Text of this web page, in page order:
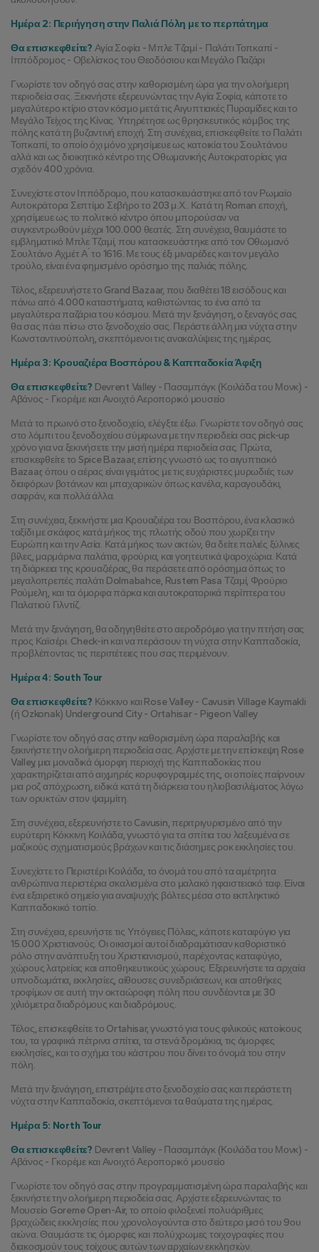
Ημέρα 2: Περιήγηση στην Παλιά Πόλη με το περπάτημα
Θα επισκεφθείτε? Αγία Σοφία - Μπλε Τζαμί - Παλάτι Τοπκαπί -
Ιππόδρομος - Οβελίσκος του Θεοδόσιου και Μεγάλο Παζάρι
Γνωρίστε τον οδηγό σας στην καθορισμένη ώρα για την ολοήμερη
περιοδεία σας. Ξεκινήστε εξερευνώντας την Αγία Σοφία, κάποτε το
μεγαλύτερο κτίριο στον κόσμο μετά τις Αιγυπτιακές Πυραμίδες και το
Μεγάλο Τείχος της Κίνας. Υπηρέτησε ως θρησκευτικός κόμβος της
πόλης κατά τη βυζαντινή εποχή. Στη συνέχεια, επισκεφθείτε το Παλάτι
Τοπκαπί, το οποίο όχι μόνο χρησίμευε ως κατοικία του Σουλτάνου
αλλά και ως διοικητικό κέντρο της Οθωμανικής Αυτοκρατορίας για
σχεδόν 400 χρόνια.
Συνεχίστε στον Ιππόδρομο, που κατασκευάστηκε από τον Ρωμαίο
Αυτοκράτορα Σεπτίμο Σεβήρο το 203 μ.Χ.. Κατά τη Roman εποχή,
χρησίμευε ως το πολιτικό κέντρο όπου μπορούσαν να
συγκεντρωθούν μέχρι 100.000 θεατές. Στη συνέχεια, θαυμάστε το
εμβληματικό Μπλε Τζαμί, που κατασκευάστηκε από τον Οθωμανό
Σουλτάνο Αχμέτ Α ́ το 1616. Με τους έξι μιναρέδες και τον μεγάλο
τρούλο, είναι ένα φημισμένο ορόσημο της παλιάς πόλης.
Τέλος, εξερευνήστε το Grand Bazaar, που διαθέτει 18 εισόδους και
πάνω από 4.000 καταστήματα, καθιστώντας το ένα από τα
μεγαλύτερα παζάρια του κόσμου. Μετά την ξενάγηση, ο ξεναγός σας
θα σας πάει πίσω στο ξενοδοχείο σας. Περάστε άλλη μια νύχτα στην
Κωνσταντινούπολη, σκεπτόμενοι τις ανακαλύψεις της ημέρας.
Ημέρα 3: Κρουαζιέρα Βοσπόρου & Καππαδοκία Άφιξη
Θα επισκεφθείτε? Devrent Valley - Πασαμπάγκ (Κοιλάδα του Μονκ) -
Αβάνος - Γκορέμε και Ανοιχτό Αεροπορικό μουσείο
Μετά το πρωινό στο ξενοδοχείο, ελέγξτε έξω. Γνωρίστε τον οδηγό σας
στο λόμπι του ξενοδοχείου σύμφωνα με την περιοδεία σας pick-up
χρόνο για να ξεκινήσετε την μισή ημέρα περιοδεία σας. Πρώτα,
επισκεφθείτε το Spice Bazaar, επίσης γνωστό ως το αιγυπτιακό
Bazaar, όπου ο αέρας είναι γεμάτος με τις ευχάριστες μυρωδιές των
διαφόρων βοτάνων και μπαχαρικών όπως κανέλα, καραγουδάκι,
σαφράν, και πολλά άλλα.
Στη συνέχεια, ξεκινήστε μια Κρουαζιέρα του Βοσπόρου, ένα κλασικό
ταξίδι με σκάφος κατά μήκος της πλωτής οδού που χωρίζει την
Ευρώπη και την Ασία. Κατά μήκος των ακτών, θα δείτε παλιές ξύλινες
βίλες, μαρμάρινα παλάτια, φρούρια, και γοητευτικά ψαροχώρια. Κατά
τη διάρκεια της κρουαζιέρας, θα περάσετε από ορόσημα όπως το
μεγαλοπρεπές παλάτι Dolmabahce, Rustem Pasa Τζαμί, Φρούριο
Ρούμελη, και τα όμορφα πάρκα και αυτοκρατορικά περίπτερα του
Παλατιού Γιλντίζ.
Μετά την ξενάγηση, θα οδηγηθείτε στο αεροδρόμιο για την πτήση σας
προς Καϊσέρι. Check-in και να περάσουν τη νύχτα στην Καππαδοκία,
προβλέποντας τις περιπέτειες που σας περιμένουν.
Ημέρα 4: South Tour
Θα επισκεφθείτε? Κόκκινο και Rose Valley - Cavusin Village Kaymakli
(ή Ozkonak) Underground City - Ortahisar - Pigeon Valley
Γνωρίστε τον οδηγό σας στην καθορισμένη ώρα παραλαβής και
ξεκινήστε την ολοήμερη περιοδεία σας. Αρχίστε με την επίσκεψη Rose
Valley, μια μοναδικά όμορφη περιοχή της Καππαδοκίας που
χαρακτηρίζεται από αιχμηρές κορυφογραμμές της, οι οποίες παίρνουν
μια ροζ απόχρωση, ειδικά κατά τη διάρκεια του ηλιοβασιλέματος λόγω
των ορυκτών στον ψαμμίτη.
Στη συνέχεια, εξερευνήστε το Cavusin, περιτριγυρισμένο από την
ευρύτερη Κόκκινη Κοιλάδα, γνωστό για τα σπίτια του λαξευμένα σε
μαζικούς σχηματισμούς βράχων και τις διάσημες ροκ εκκλησίες του.
Συνεχίστε το Περιστέρι Κοιλάδα, το όνομά του από τα αμέτρητα
ανθρώπινα περιστέρια σκαλισμένα στο μαλακό ηφαιστειακό ταφ. Είναι
ένα εξαιρετικό σημείο για αναψυχής βόλτες μέσα στο εκπληκτικό
Καππαδοκικό τοπίο.
Στη συνέχεια, ερευνήστε τις Υπόγειες Πόλεις, κάποτε καταφύγιο για
15.000 Χριστιανούς. Οι οικισμοί αυτοί διαδραμάτισαν καθοριστικό
ρόλο στην ανάπτυξη του Χριστιανισμού, παρέχοντας καταφύγιο,
χώρους λατρείας και αποθηκευτικούς χώρους. Εξερευνήστε τα αρχαία
υπνοδωμάτια, εκκλησίες, αίθουσες συνεδριάσεων, και αποθήκες
τροφίμων σε αυτή την οκταώροφη πόλη που συνδέονται με 30
χιλιόμετρα διαδρόμους και διαδρόμους.
Τέλος, επισκεφθείτε το Ortahisar, γνωστό για τους φιλικούς κατοίκους
του, τα γραφικά πέτρινα σπίτια, τα στενά δρομάκια, τις όμορφες
εκκλησίες, και το σχήμα του κάστρου που δίνει το όνομά του στην
πόλη.
Μετά την ξενάγηση, επιστρέψτε στο ξενοδοχείο σας και περάστε τη
νύχτα στην Καππαδοκία, σκεπτόμενοι τα θαύματα της ημέρας.
Ημέρα 5: North Tour
Θα επισκεφθείτε? Devrent Valley - Πασαμπάγκ (Κοιλάδα του Μονκ) -
Αβάνος - Γκορέμε και Ανοιχτό Αεροπορικό μουσείο
Γνωρίστε τον οδηγό σας στην προγραμματισμένη ώρα παραλαβής και
ξεκινήστε την ολοήμερη περιοδεία σας. Αρχίστε εξερευνώντας το
Μουσείο Goreme Open-Air, το οποίο φιλοξενεί πολυάριθμες
βραχώδεις εκκλησίες που χρονολογούνται στο δεύτερο μισό του 9ου
αιώνα. Θαυμάστε τις όμορφες και πολύχρωμες τοιχογραφίες που
διακοσμούν τους τοίχους αυτών των αρχαίων εκκλησιών.